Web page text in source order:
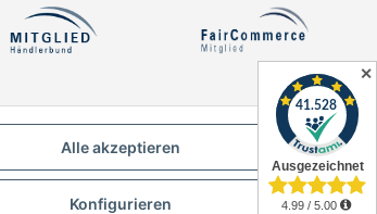
✕
Alle akzeptieren
Konfigurieren